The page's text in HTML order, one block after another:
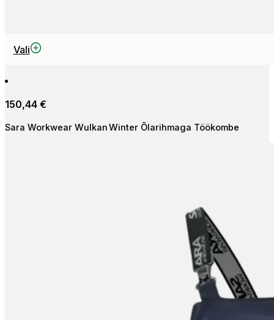
Vali
Sellel
varianti.
saab
150,44 €
Sara Workwear Wulkan Winter Õlarihmaga Töökombe